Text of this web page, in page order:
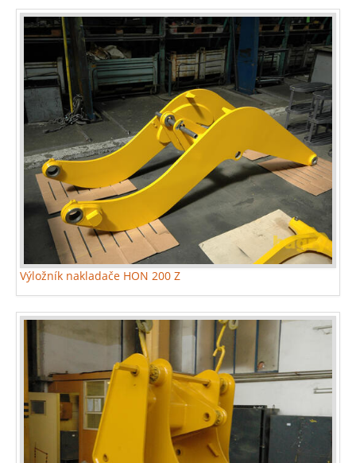
Výložník nakladače HON 200 Z